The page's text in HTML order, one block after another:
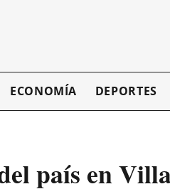
ECONOMÍA DEPORTES
país en